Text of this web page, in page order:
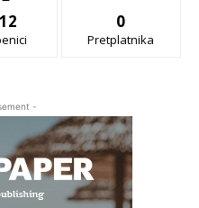
0
Pretplatnika
-